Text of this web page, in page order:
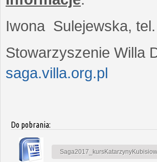
Iwona Sulejewska,
Stowarzyszenie Willa
saga.villa.org.pl
Do pobrania: